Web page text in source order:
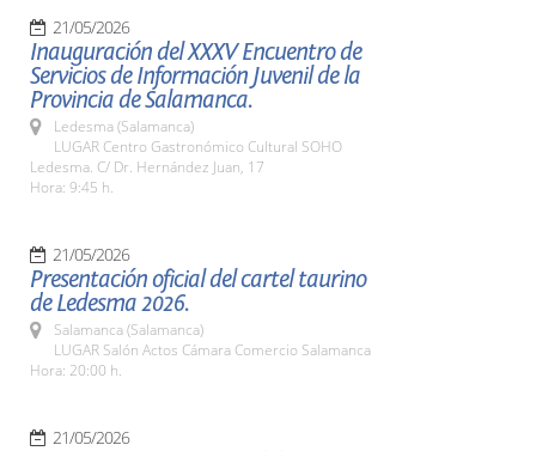
21/05/2026
Inauguración del XXXV Encuentro de
Servicios de Información Juvenil de la
Provincia de Salamanca.
Ledesma (Salamanca)
LUGAR Centro Gastronómico Cultural SOHO
Ledesma. C/ Dr. Hernández Juan, 17
Hora: 9:45 h.
21/05/2026
Presentación oficial del cartel taurino
de Ledesma 2026.
Salamanca (Salamanca)
LUGAR Salón Actos Cámara Comercio Salamanca
Hora: 20:00 h.
21/05/2026